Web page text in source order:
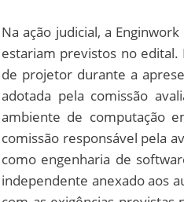
Na ação judicial, a
estariam previstos no edital.
de projetor durante a
adotada pela comissão
ambiente de computação
comissão responsável pela
como engenharia de
independente anexado aos